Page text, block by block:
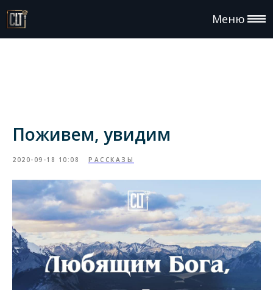
Меню
Поживем, увидим
2020-09-18 10:08 РАССКАЗЫ